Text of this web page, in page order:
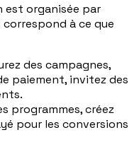
est organisée par
correspond à ce que
des campagnes,
paiement, invitez des
programmes, créez
pour les conversions